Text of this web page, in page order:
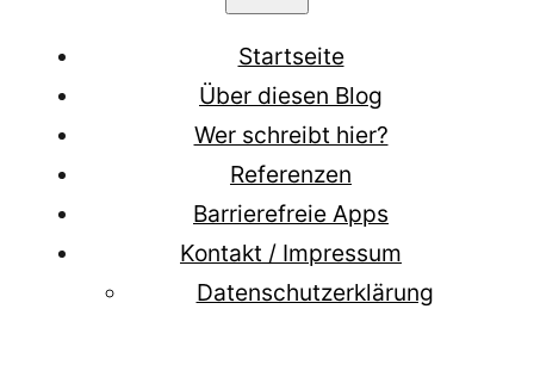
Startseite
Über diesen Blog
Wer schreibt hier?
Referenzen
Barrierefreie Apps
Kontakt / Impressum
Datenschutzerklärung